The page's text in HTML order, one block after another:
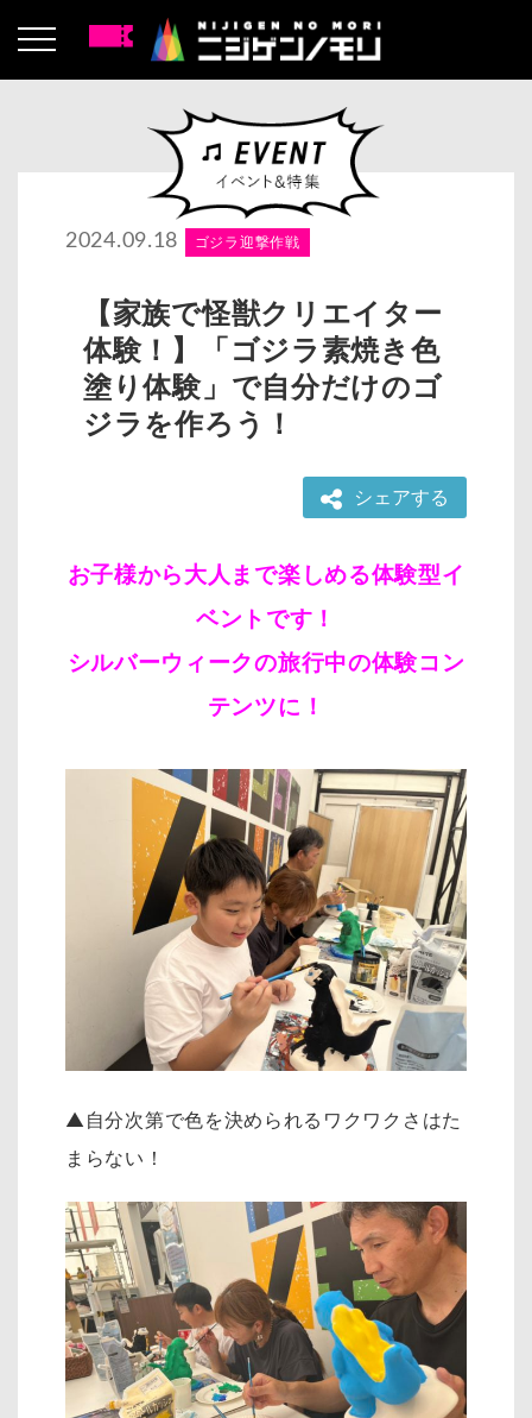
2024.09.18 ゴジラ迎撃作戦
【家族で怪獣クリエイター
体験！】「ゴジラ素焼き色
塗り体験」で自分だけのゴ
ジラを作ろう！
シェアする
お子様から大人まで楽しめる体験型イ
ベントです！
シルバーウィークの旅行中の体験コン
テンツに！
▲自分次第で色を決められるワクワクさはた
まらない！